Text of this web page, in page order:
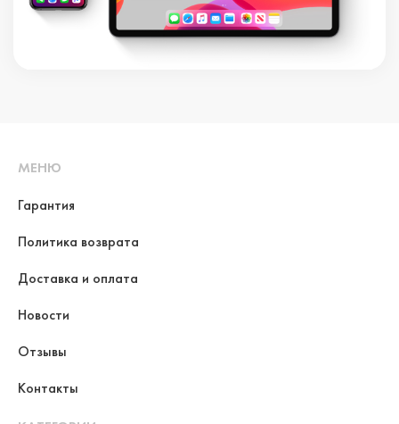
МЕНЮ
Гарантия
Политика возврата
Доставка и оплата
Новости
Отзывы
Контакты